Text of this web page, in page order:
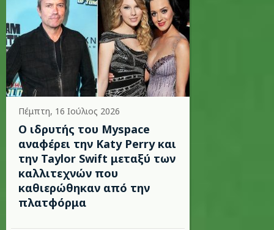
Πέμπτη, 16 Ιούλιος 2026
Ο ιδρυτής του Myspace
αναφέρει την Katy Perry και
την Taylor Swift μεταξύ των
καλλιτεχνών που
καθιερώθηκαν από την
πλατφόρμα